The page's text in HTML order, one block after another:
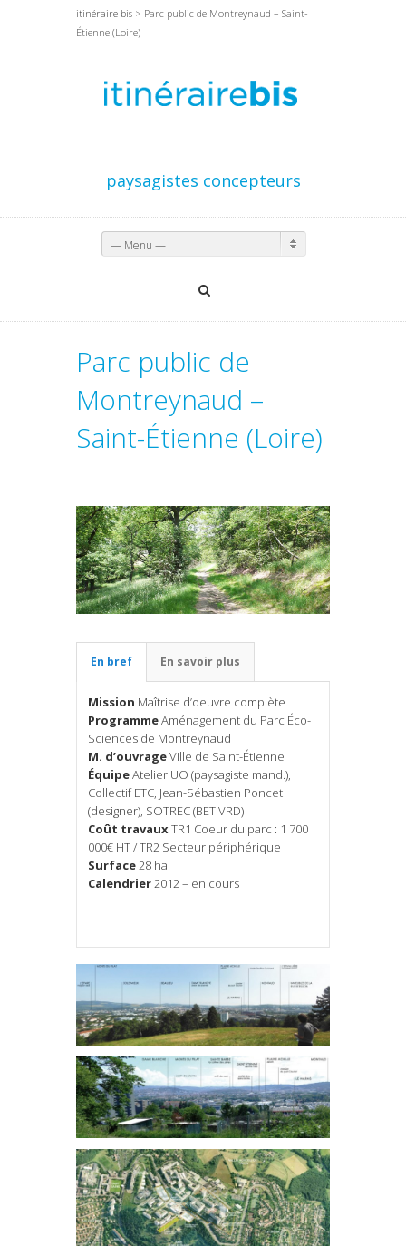
itinéraire bis > Parc public de Montreynaud – Saint-
Étienne (Loire)
paysagistes concepteurs
— Menu —
Parc public de
Montreynaud –
Saint-Étienne (Loire)
En bref En savoir plus
Mission Maîtrise d’oeuvre complète
ProgrammeAménagement du Parc Éco-
Sciences de Montreynaud
M. d’ouvrageVille de Saint-Étienne
ÉquipeAtelier UO (paysagiste mand.),
Collectif ETC, Jean-Sébastien Poncet
(designer), SOTREC (BET VRD)
Coût travauxTR1 Coeur du parc : 1 700
000€ HT / TR2 Secteur périphérique
Surface28 ha
Calendrier2012 – en cours